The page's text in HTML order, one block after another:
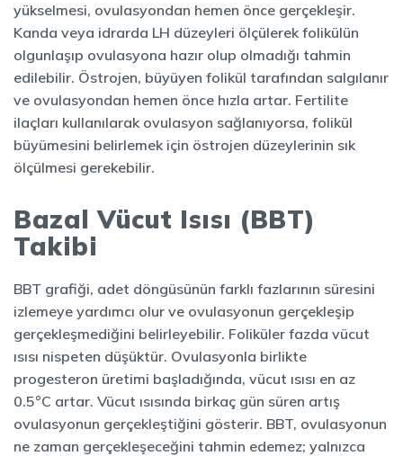
yükselmesi, ovulasyondan hemen önce gerçekleşir.
Kanda veya idrarda LH düzeyleri ölçülerek folikülün
olgunlaşıp ovulasyona hazır olup olmadığı tahmin
edilebilir. Östrojen, büyüyen folikül tarafından salgılanır
ve ovulasyondan hemen önce hızla artar. Fertilite
ilaçları kullanılarak ovulasyon sağlanıyorsa, folikül
büyümesini belirlemek için östrojen düzeylerinin sık
ölçülmesi gerekebilir.
Bazal Vücut Isısı (BBT)
Takibi
BBT grafiği, adet döngüsünün farklı fazlarının süresini
izlemeye yardımcı olur ve ovulasyonun gerçekleşip
gerçekleşmediğini belirleyebilir. Foliküler fazda vücut
ısısı nispeten düşüktür. Ovulasyonla birlikte
progesteron üretimi başladığında, vücut ısısı en az
0.5°C artar. Vücut ısısında birkaç gün süren artış
ovulasyonun gerçekleştiğini gösterir. BBT, ovulasyonun
ne zaman gerçekleşeceğini tahmin edemez; yalnızca